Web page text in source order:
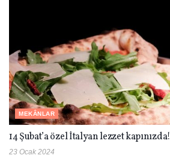
MEKÂNLAR
14 Şubat’a özel İtalyan lezzet kapınızda!
23 Ocak 2024